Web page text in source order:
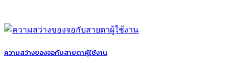
ความสว่างของจอกับสายตาผู้ใช้งาน